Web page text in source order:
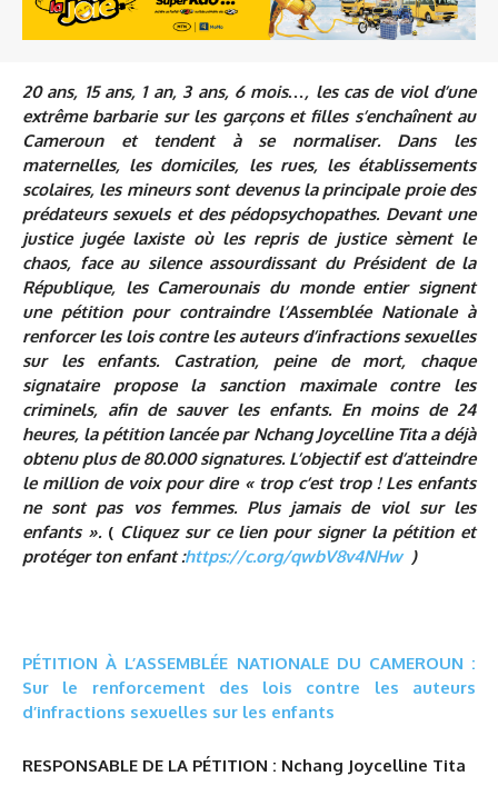
20 ans, 15 ans, 1 an, 3 ans, 6 mois…, les cas de viol d’une
extrême barbarie sur les garçons et filles s’enchaînent au
Cameroun et tendent à se normaliser. Dans les
maternelles, les domiciles, les rues, les établissements
scolaires, les mineurs sont devenus la principale proie des
prédateurs sexuels et des pédopsychopathes. Devant une
justice jugée laxiste où les repris de justice sèment le
chaos, face au silence assourdissant du Président de la
République, les Camerounais du monde entier signent
une pétition pour contraindre l’Assemblée Nationale à
renforcer les lois contre les auteurs d’infractions sexuelles
sur les enfants. Castration, peine de mort, chaque
signataire propose la sanction maximale contre les
criminels, afin de sauver les enfants. En moins de 24
heures, la pétition lancée par Nchang Joycelline Tita a déjà
obtenu plus de 80.000 signatures. L’objectif est d’atteindre
le million de voix pour dire « trop c’est trop ! Les enfants
ne sont pas vos femmes. Plus jamais de viol sur les
enfants ».( Cliquez sur ce lien pour signer la pétition et
protéger ton enfant :https://c.org/qwbV8v4NHw)
PÉTITION À L’ASSEMBLÉE NATIONALE DU CAMEROUN :
Sur le renforcement des lois contre les auteurs
d’infractions sexuelles sur les enfants
RESPONSABLE DE LA PÉTITION : Nchang Joycelline Tita